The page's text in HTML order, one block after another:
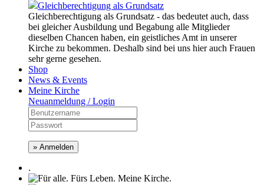
Gleichberechtigung als Grundsatz
Gleichberechtigung als Grundsatz - das bedeutet auch, dass
bei gleicher Ausbildung und Begabung alle Mitglieder
dieselben Chancen haben, ein geistliches Amt in unserer
Kirche zu bekommen. Deshalb sind bei uns hier auch Frauen
sehr gerne gesehen.
Shop
News & Events
Meine Kirche
Neuanmeldung / Login
» Anmelden
.